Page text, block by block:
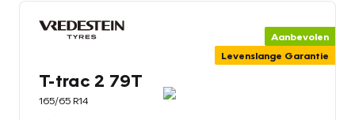
Aanbevolen
Levenslange Garantie
T-trac 2 79T
165/65 R14